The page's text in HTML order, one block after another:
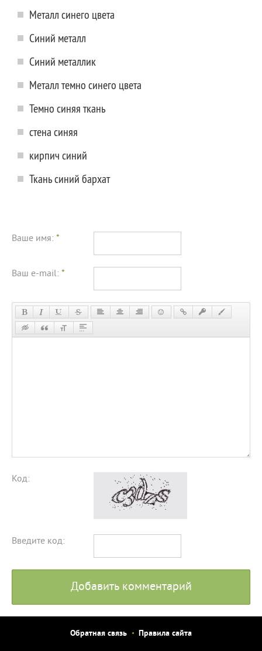
Металл синего цвета
Синий металл
Синий металлик
Металл темно синего цвета
Темно синяя ткань
стена синяя
кирпич синий
Ткань синий бархат
Ваше имя: *
Ваш e-mail: *
Код:
Введите код:
Добавить комментарий
Обратная связь Правила сайта